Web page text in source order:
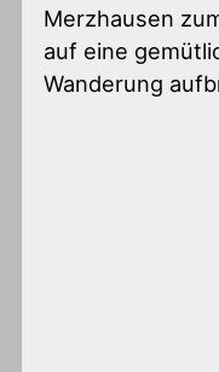
Merzhausen
auf eine
Wanderung